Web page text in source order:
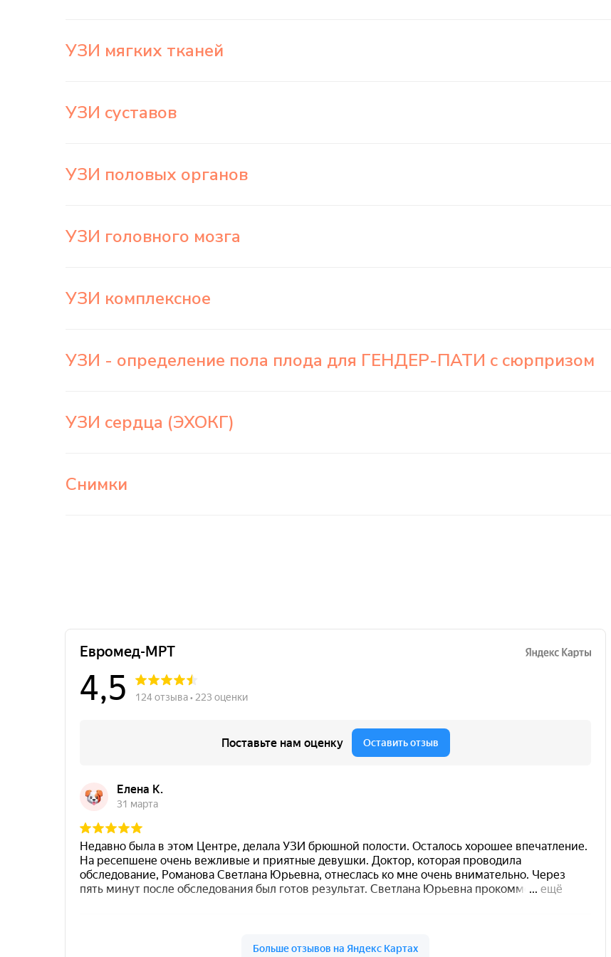
УЗИ мягких тканей
УЗИ суставов
УЗИ половых органов
УЗИ головного мозга
УЗИ комплексное
УЗИ - определение пола плода для ГЕНДЕР-ПАТИ с сюрпризом
УЗИ сердца (ЭХОКГ)
Снимки